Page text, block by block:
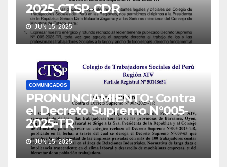
2025-CTSP-CDR
JUN 15, 2025
COMUNICADOS
PRONUNCIAMIENTO: Contra
el Decreto Supremo N°005-
2025-TR
JUN 15, 2025